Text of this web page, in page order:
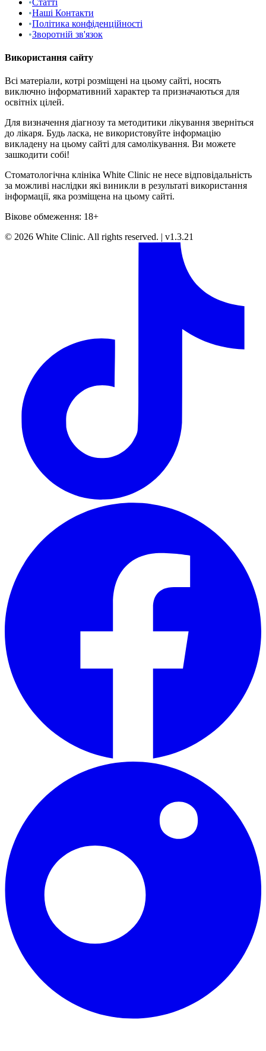
•Наші Контакти
•Політика конфіденційності
•Зворотній зв'язок
Використання сайту
Всі матеріали, котрі розміщені на цьому сайті, носять
виключно інформативний характер та призначаються для
освітніх цілей.
Для визначення діагнозу та методитики лікування зверніться
до лікаря. Будь ласка, не використовуйте інформацію
викладену на цьому сайті для самолікування. Ви можете
зашкодити собі!
Стоматологічна клініка White Clinic не несе відповідальність
за можливі наслідки які виникли в результаті використання
інформації, яка розміщена на цьому сайті.
Вікове обмеження: 18+
© 2026 White Clinic. All rights reserved. | v1.3.21